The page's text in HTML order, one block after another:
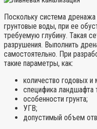
Поскольку система дренажа
грунтовые воды, при ее
требуемую глубину. Такая
разрушения. Выполнить
самостоятельно. При
такие параметры, как:
количество годовых и
специфика ландшафта
особенности грунта;
УГВ;
допустимый объем